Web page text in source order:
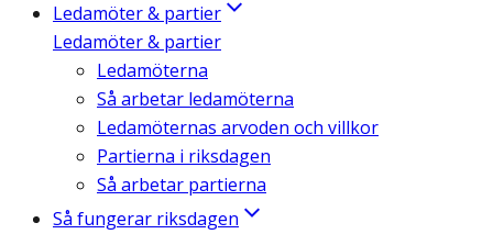
Ledamöter & partier
Ledamöter & partier
Ledamöterna
Så arbetar ledamöterna
Ledamöternas arvoden och villkor
Partierna i riksdagen
Så arbetar partierna
Så fungerar riksdagen